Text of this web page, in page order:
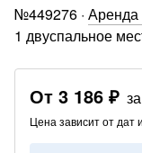
№449276 · Аренда
1 двуспальное
От 3 186 ₽
Цена зависит от дат